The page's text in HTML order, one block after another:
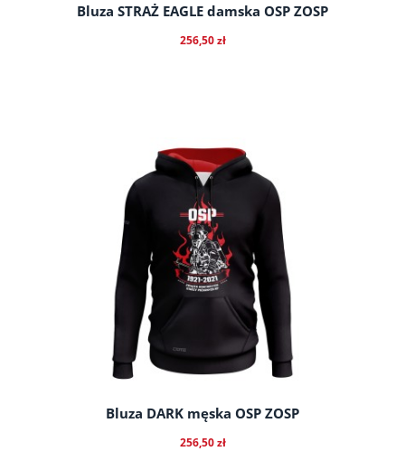
Bluza STRAŻ EAGLE damska OSP ZOSP
256,50 zł
do koszyka
Bluza DARK męska OSP ZOSP
256,50 zł